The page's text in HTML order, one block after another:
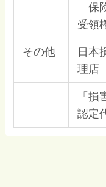
保
受領
その他
日本
理店
「
認定